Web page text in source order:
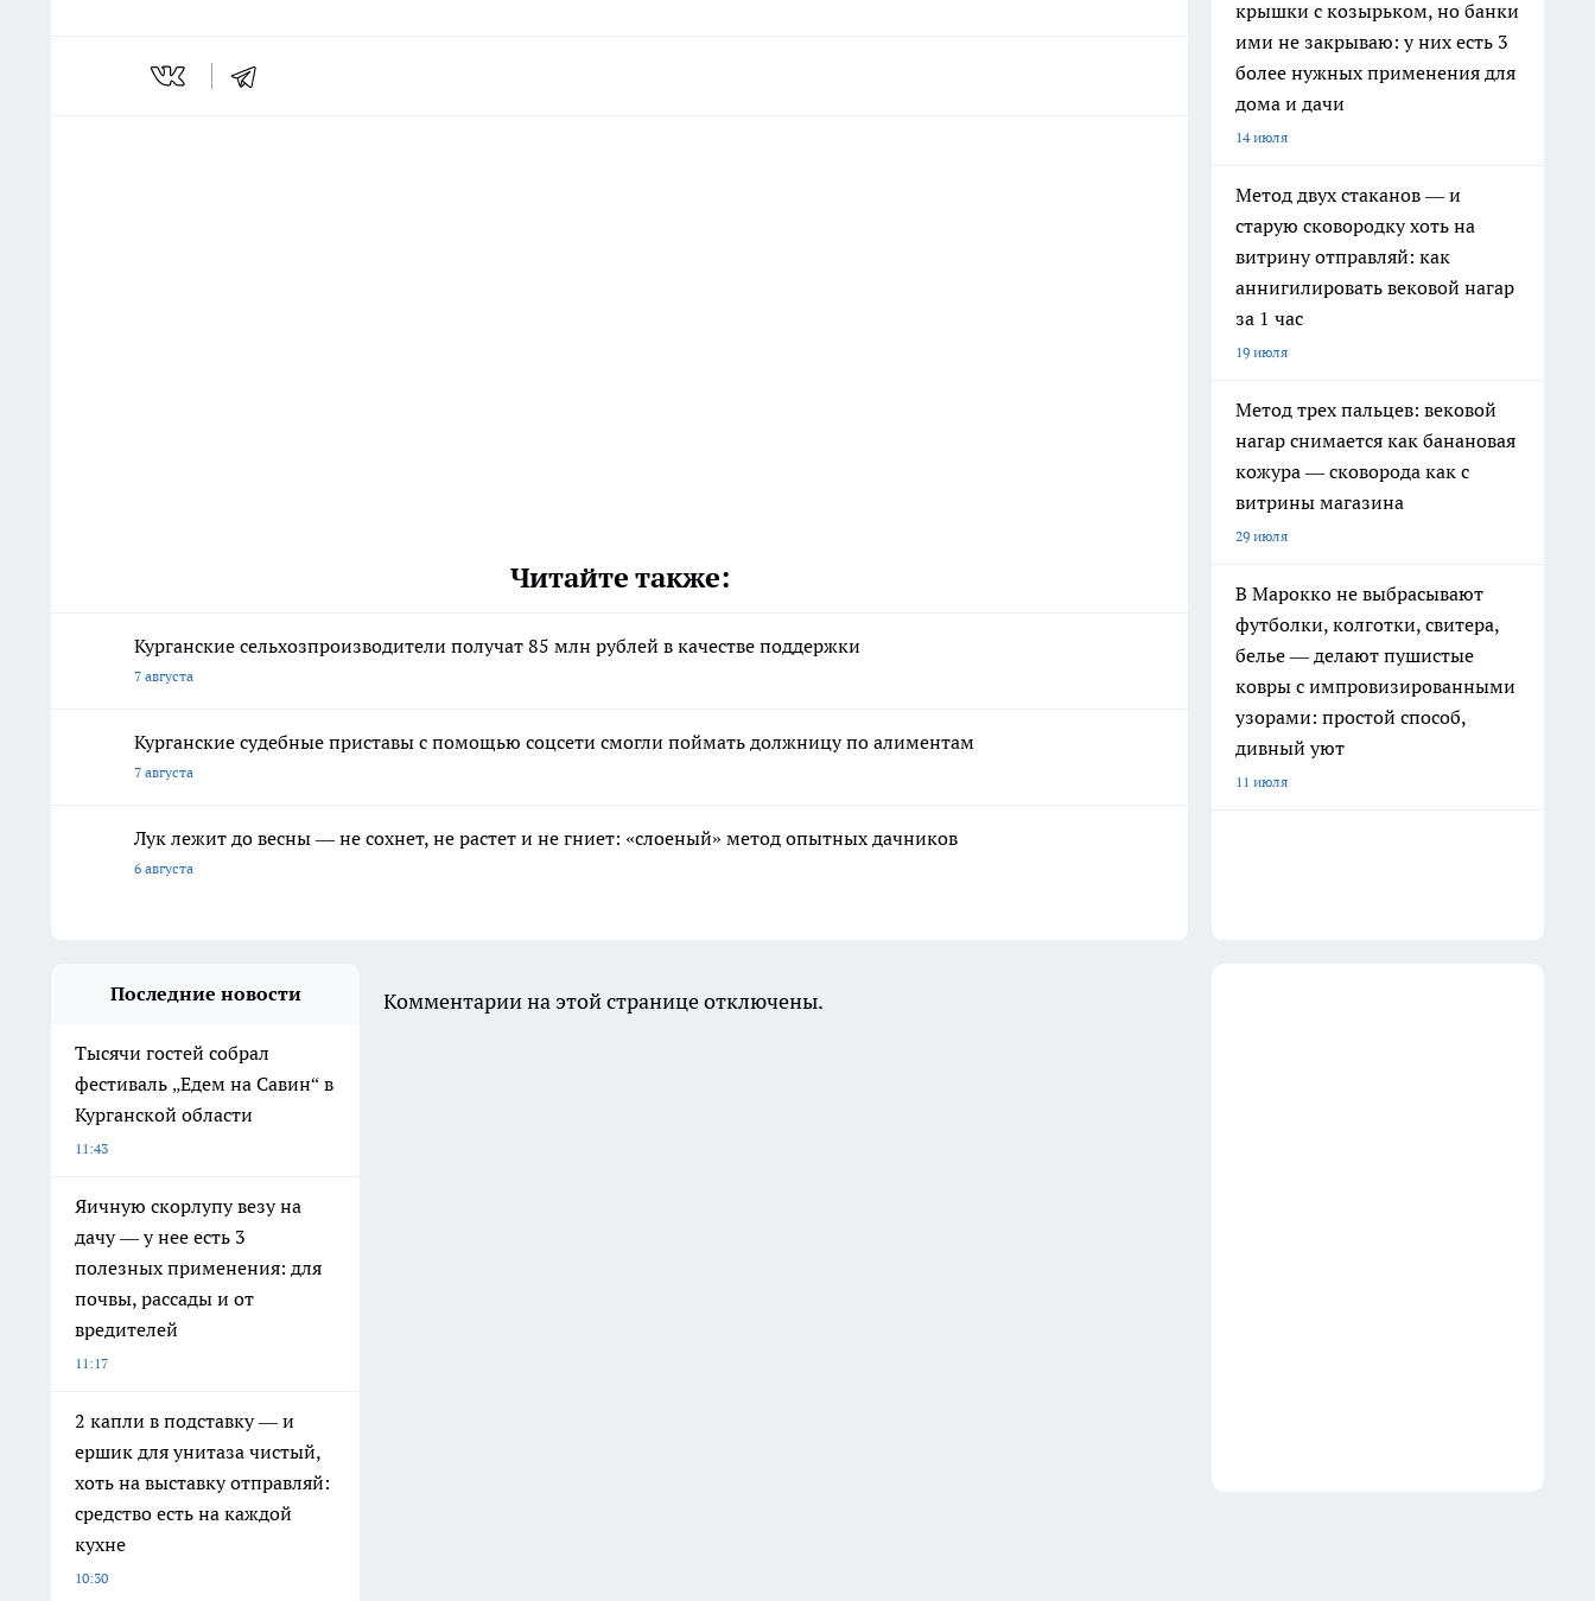
Читайте также:
Курганские сельхозпроизводители получат 85 млн рублей в качестве поддержки
7 августа
Курганские судебные приставы с помощью соцсети смогли поймать должницу по алиментам
7 августа
Лук лежит до весны — не сохнет, не растет и не гниет: «слоеный» метод опытных дачников
6 августа
крышки с козырьком, но банки
ими не закрываю: у них есть 3
более нужных применения для
дома и дачи
14 июля
Метод двух стаканов — и
старую сковородку хоть на
витрину отправляй: как
аннигилировать вековой нагар
за 1 час
19 июля
Метод трех пальцев: вековой
нагар снимается как банановая
кожура — сковорода как с
витрины магазина
29 июля
В Марокко не выбрасывают
футболки, колготки, свитера,
белье — делают пушистые
ковры с импровизированными
узорами: простой способ,
дивный уют
11 июля
Последние новости
Тысячи гостей собрал
фестиваль „Едем на Савин“ в
Курганской области
11:43
Яичную скорлупу везу на
дачу — у нее есть 3
полезных применения: для
почвы, рассады и от
вредителей
11:17
2 капли в подставку — и
ершик для унитаза чистый,
хоть на выставку отправляй:
средство есть на каждой
кухне
10:30
Комментарии на этой странице отключены.